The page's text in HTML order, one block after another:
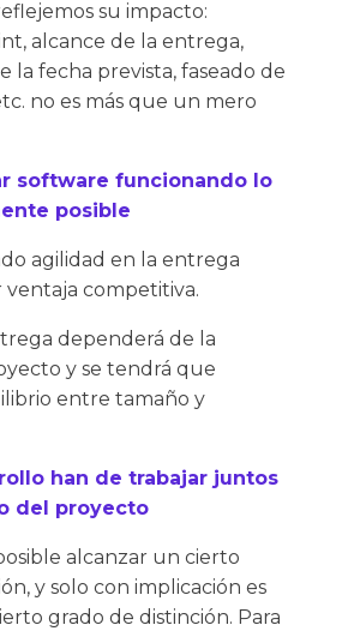
su impacto:
alcance de la entrega,
la fecha prevista, faseado de
no es más que un mero
software funcionando lo
posible
agilidad en la entrega
competitiva.
dependerá de la
y se tendrá que
entre tamaño y
han de trabajar juntos
del proyecto
alcanzar un cierto
y solo con implicación es
grado de distinción. Para